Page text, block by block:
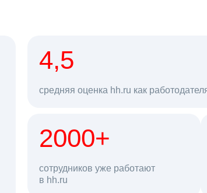
4,5
средняя оценка hh.ru как
2000+
сотрудников уже работают
в hh.ru
68 млн